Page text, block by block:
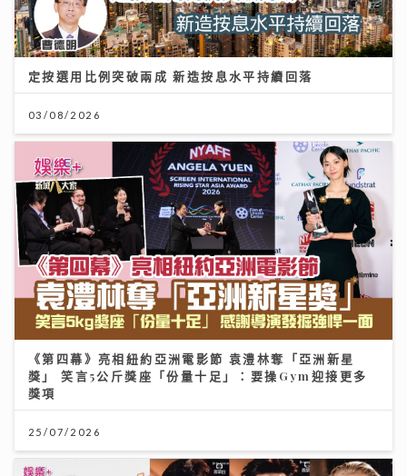
定按選用比例突破兩成 新造按息水平持續回落
03/08/2026
《第四幕》亮相紐約亞洲電影節 袁澧林奪「亞洲新星
獎」 笑言5公斤獎座「份量十足」：要操Gym迎接更多
獎項
25/07/2026